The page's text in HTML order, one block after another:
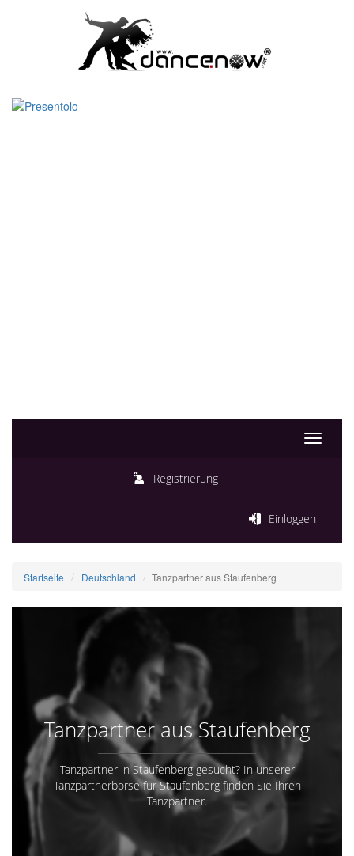
Toggle
Registrierung
Einloggen
Startseite Deutschland Tanzpartner aus Staufenberg
Tanzpartner aus Staufenberg
Tanzpartner in Staufenberg gesucht? In unserer
Tanzpartnerbörse für Staufenberg finden Sie Ihren
Tanzpartner.